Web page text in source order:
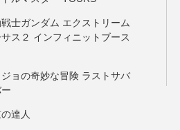
士ガンダム エクストリーム
ス２ インフィニットブース
ョの奇妙な冒険 ラストサバ
達人